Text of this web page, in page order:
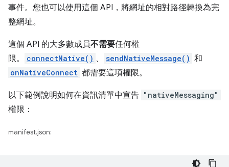
事件。您也可以使用這個 API，將網址的相對路徑轉換為完
整網址。
這個 API 的大多數成員不需要任何權
限。
connectNative() 、 sendNativeMessage() 和
onNativeConnect 都需要這項權限。
以下範例說明如何在資訊清單中宣告 "nativeMessaging"
權限：
manifest.json: